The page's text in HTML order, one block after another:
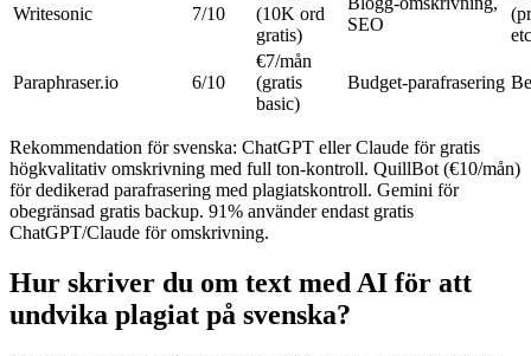
Writesonic 7/10
(10K ord
gratis)
SEO
Paraphraser.io 6/10
€7/mån
(gratis
basic)
Budget-parafrasering
Rekommendation för svenska: ChatGPT eller Claude för gratis
högkvalitativ omskrivning med full ton-kontroll. QuillBot (€10/mån)
för dedikerad parafrasering med plagiatskontroll. Gemini för
obegränsad gratis backup. 91% använder endast gratis
ChatGPT/Claude för omskrivning.
Hur skriver du om text med AI för att
undvika plagiat på svenska?